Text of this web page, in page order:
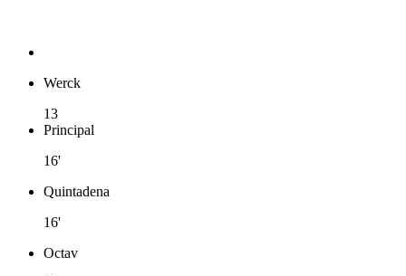
Werck
13
Principal
16'
Quintadena
16'
Octav